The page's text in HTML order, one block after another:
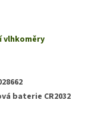
vlhkoměry
baterie CR2032